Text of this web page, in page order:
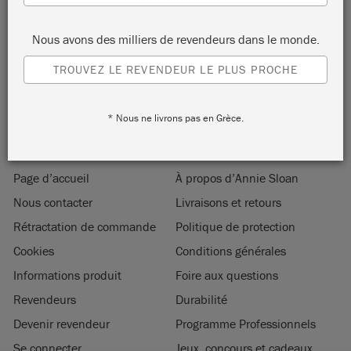
ENVOYER
Inscrivez-vous et bénéficiez de 10% de remise sur votre
première commande.
Page d’accueil
À propos d’Annie Sloan
Nous contacter
Livraisons et retours
Rétractation de commande
Politique de protection
Cookies
Conditions générales
Informations produit
Foire aux questions
Revendeurs
Durabilité
Devenir revendeur
Programme Professionnels
Se connecter
Jeux, concours et cadeaux
Nous avons des milliers de revendeurs dans le monde.
TROUVEZ LE REVENDEUR LE PLUS PROCHE
* Nous ne livrons pas en Grèce.